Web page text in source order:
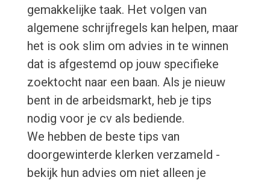
gemakkelijke taak. Het volgen van
algemene schrijfregels kan helpen, maar
het is ook slim om advies in te winnen
dat is afgestemd op jouw specifieke
zoektocht naar een baan. Als je nieuw
bent in de arbeidsmarkt, heb je tips
nodig voor je cv als bediende.
We hebben de beste tips van
doorgewinterde klerken verzameld -
bekijk hun advies om niet alleen je